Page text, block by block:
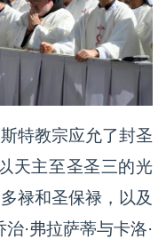
特教宗应允了封圣
天主至圣圣三的光
禄和圣保禄，以及
·弗拉萨蒂与卡洛·